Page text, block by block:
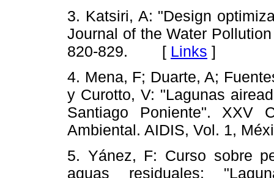
3. Katsiri, A: "Design
Journal of the Water
820-829. [ Links ]
4. Mena, F; Duarte, A;
y Curotto, V: "Lagunas
Santiago Poniente". XXV
Ambiental. AIDIS, Vol. 1,
5. Yánez, F: Curso sobre
aguas residuales: